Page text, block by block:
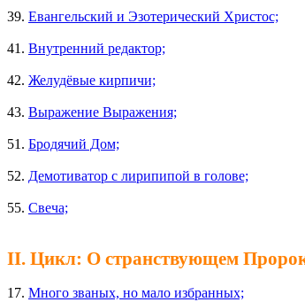
39. Евангельский и Эзотерический Христос;
41. Внутренний редактор;
42. Желудёвые кирпичи;
43. Выражение Выражения;
51. Бродячий Дом;
52. Демотиватор с лирипипой в голове;
55. Свеча;
II. Цикл: О странствующем
17. Много званых, но мало избранных;